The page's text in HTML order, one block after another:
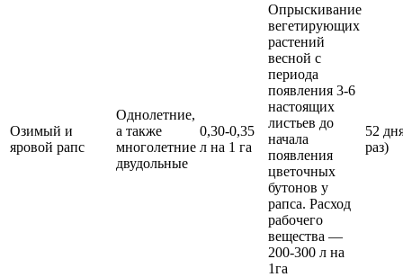
Озимый и
яровой рапс
Однолетние,
а также
многолетние
двудольные
0,30-0,35
л на 1 га
Опрыскивание
вегетирующих
растений
весной с
периода
появления 3-6
настоящих
листьев до
начала
появления
цветочных
бутонов у
рапса. Расход
рабочего
вещества —
200-300 л на
1га
52
раз)